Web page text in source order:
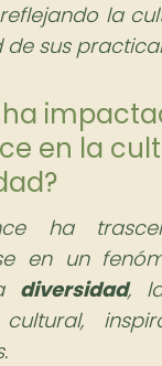
la
sus
en la
ha
en un
diversidad,
cultural,